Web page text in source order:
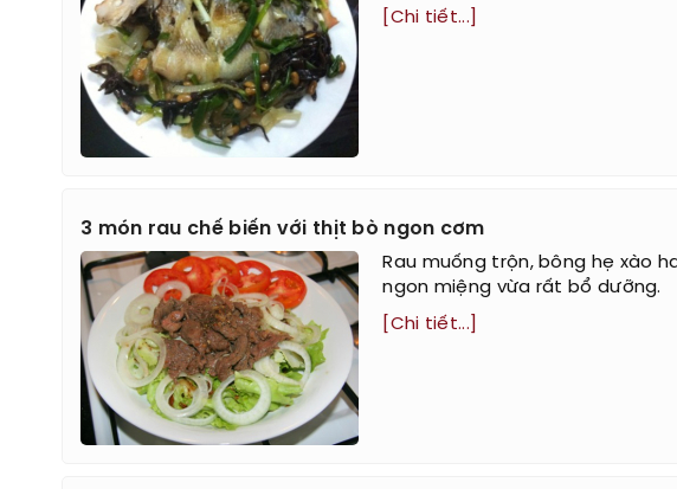
[Chi tiết...]
3 món rau chế biến với thịt bò ngon cơm
Rau muống trộn, bông hẹ xào
ngon miệng vừa rất bổ dưỡng.
[Chi tiết...]